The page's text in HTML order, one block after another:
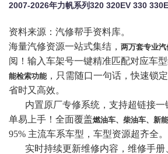
资料来源：汽修帮手资料库。
海量汽修资源一站式集结， 两万套专业汽
阅！输入车架号一键精准匹配对应车型
能检索功能 ，只需随口一句话，快速锁
省时又高效。
内置原厂专修系统，支持超链接
单易上手！全面覆盖燃油车、柴油车、新
95% 主流车系车型，车型资源超齐全。
实时持续更新维修内容，维修手